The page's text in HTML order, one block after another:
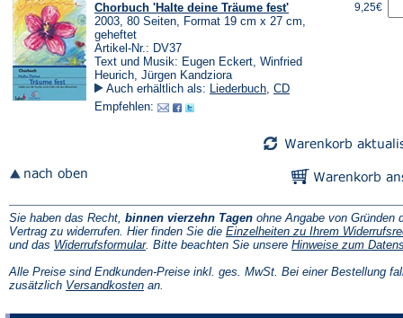
Chorbuch 'Halte deine Träume fest'
2003, 80 Seiten, Format 19 cm x 27 cm,
geheftet
Artikel-Nr.: DV37
Text und Musik: Eugen Eckert, Winfried
Heurich, Jürgen Kandziora
Auch erhältlich als: Liederbuch, CD
Empfehlen:
9,25€
Sie haben das Recht, binnen vierzehn Tagen ohne Angabe von Gründen
Vertrag zu widerrufen. Hier finden Sie die Einzelheiten zu Ihrem
und das Widerrufsformular(Öffnet
einem
neuen
. Bitte beachten Sie unsere Hinweise zum
Alle Preise sind Endkunden-Preise inkl. ges. MwSt. Bei einer Bestellung
zusätzlich Versandkosten(Öffnet
an.